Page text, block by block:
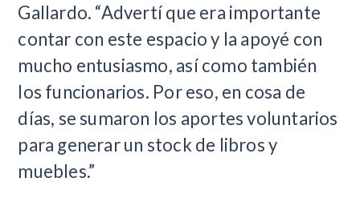
Gallardo. “Advertí que era importante
contar con este espacio y la apoyé con
mucho entusiasmo, así como también
los funcionarios. Por eso, en cosa de
días, se sumaron los aportes voluntarios
para generar un stock de libros y
muebles.”